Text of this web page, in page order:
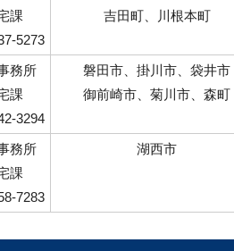
課
5273
吉田町、川根本町
務所
課
3294
磐田市、掛川市、袋井市
御前崎市、菊川市、森町
務所
課
7283
湖西市